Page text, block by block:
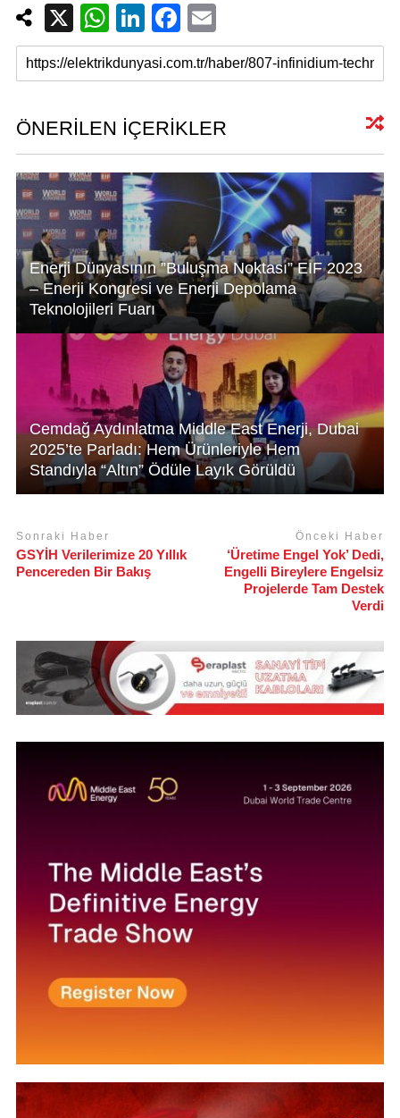
X
W
h
at
A
p
p
Li
n
k
dI
n
F
a
c
b
o
o
m
ail
ÖNERİLEN İÇERİKLER
Enerji Dünyasının ”Buluşma Noktası” EIF 2023
– Enerji Kongresi ve Enerji Depolama
Teknolojileri Fuarı
Cemdağ Aydınlatma Middle East Enerji, Dubai
2025’te Parladı: Hem Ürünleriyle Hem
Standıyla “Altın” Ödüle Layık Görüldü
Sonraki Haber
GSYİH Verilerimize 20 Yıllık
Pencereden Bir Bakış
Önceki Haber
‘Üretime Engel Yok’ Dedi,
Engelli Bireylere Engelsiz
Projelerde Tam Destek
Verdi